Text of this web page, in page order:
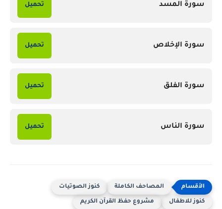
سورة المسد تحميل
سورة الإخلاص تحميل
سورة الفلق تحميل
سورة الناس تحميل
المصاحف الكاملة كنوز الصوتيات
كنوز للاطفال مشروع حفظ القرآن الكريم